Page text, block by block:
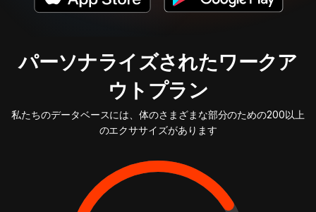
パーソナライズされたワークア
ウトプラン
私たちのデータベースには、体のさまざまな部分のための200以上
のエクササイズがあります